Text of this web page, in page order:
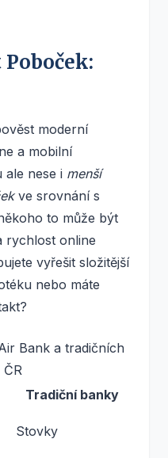
moderní
a mobilní
ale nese i menší
ve srovnání s
to může být
rychlost online
vyřešit složitější
nebo máte
Bank a tradičních
Tradiční banky
Stovky